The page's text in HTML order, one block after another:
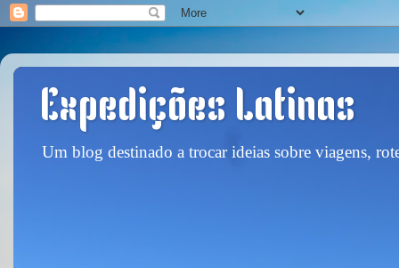
Expedições Latinas
Um blog destinado a trocar ideias sobre viagens,